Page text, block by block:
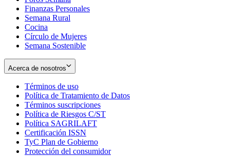
Finanzas Personales
Semana Rural
Cocina
Círculo de Mujeres
Semana Sostenible
Acerca de nosotros
Términos de uso
in
new
window
Política de Tratamiento de Datos
Términos suscripciones
in
Política de Riesgos C/ST
Política SAGRILAFT
new
window
Certificación ISSN
in
new
TyC Plan de Gobierno
in
Protección del consumidorOpens